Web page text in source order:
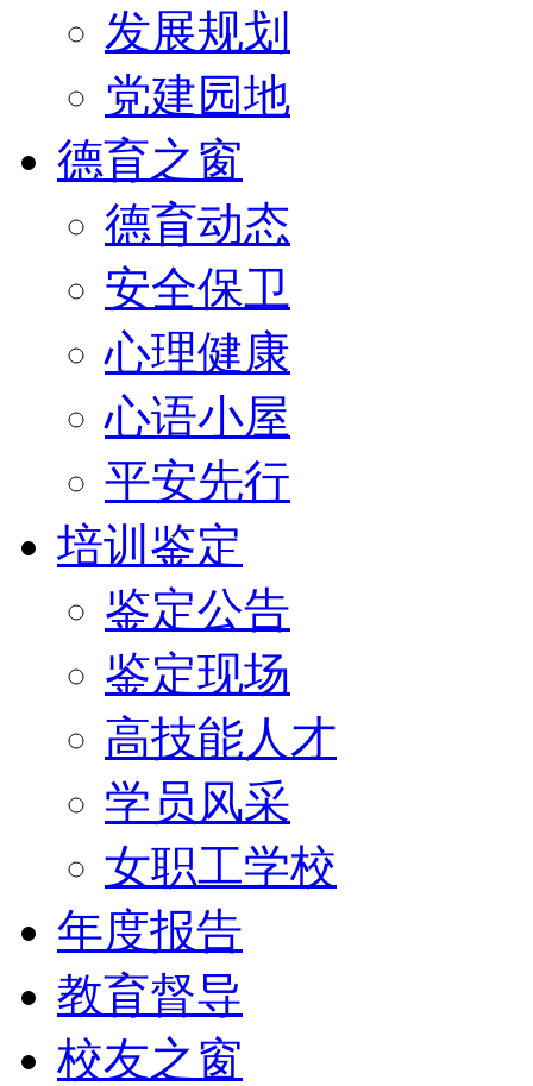
发展规划
党建园地
德育之窗
德育动态
安全保卫
心理健康
心语小屋
平安先行
培训鉴定
鉴定公告
鉴定现场
高技能人才
学员风采
女职工学校
年度报告
教育督导
校友之窗